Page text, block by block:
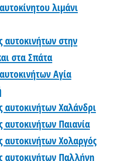
λιμάνι
αυτοκινήτων στην
στα Σπάτα
Αγία
αυτοκινήτων Χαλάνδρι
αυτοκινήτων Παιανία
αυτοκινήτων Χολαργός
αυτοκινήτων Παλλήνη